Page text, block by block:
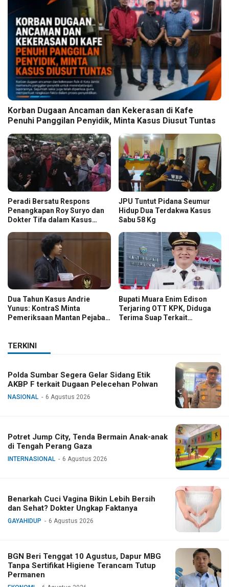
Korban Dugaan Ancaman dan Kekerasan di Kafe
Penuhi Panggilan Penyidik, Minta Kasus Diusut Tuntas
Peradi Bersatu Respons
Penangkapan Roy Suryo dan
Dokter Tifa dalam Kasus
JPU Tuntut Pidana Seumur
Hidup Dua Terdakwa Kasus
Sabu 58 Kg
Dua Tahun Kasus Andrie
Yunus: KontraS Minta
Pemeriksaan Mantan Pejabat
Bupati Muara Enim Edison
Terjaring OTT KPK, Diduga
Terima Suap Terkait
TERKINI
Polda Sumbar Segera Gelar Sidang Etik
AKBP F terkait Dugaan Pelecehan Polwan
NASIONAL 6 Agustus 2026
Potret Jump City, Tenda Bermain Anak-anak
di Tengah Perang Gaza
INTERNASIONAL 6 Agustus 2026
Benarkah Cuci Vagina Bikin Lebih Bersih
dan Sehat? Dokter Ungkap Faktanya
GAYAHIDUP 6 Agustus 2026
BGN Beri Tenggat 10 Agustus, Dapur MBG
Tanpa Sertifikat Higiene Terancam Tutup
Permanen